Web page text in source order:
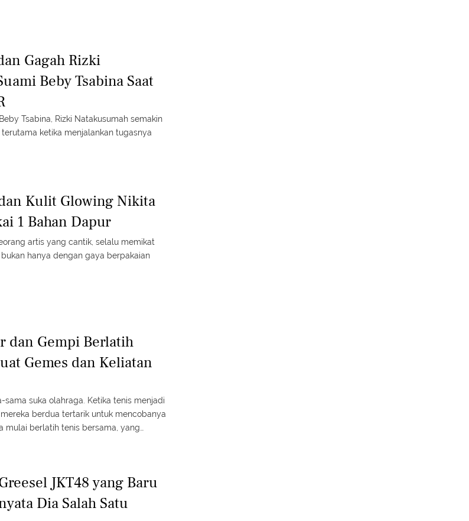
Gagah Rizki
Beby Tsabina Saat
Tsabina, Rizki Natakusumah semakin
ketika menjalankan tugasnya
Kulit Glowing Nikita
1 Bahan Dapur
artis yang cantik, selalu memikat
hanya dengan gaya berpakaian
dan Gempi Berlatih
Gemes dan Keliatan
sama suka olahraga. Ketika tenis menjadi
berdua tertarik untuk mencobanya
mulai berlatih tenis bersama, yang
JKT48 yang Baru
Dia Salah Satu